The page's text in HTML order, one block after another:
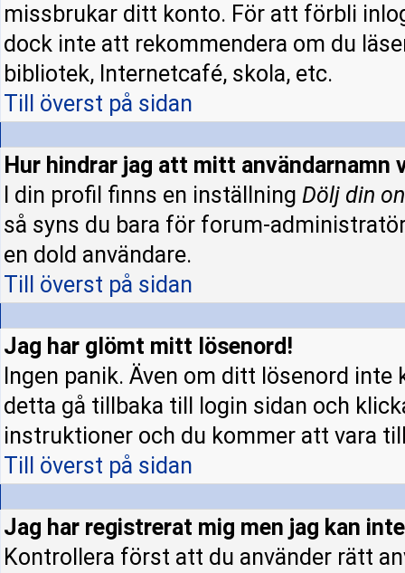
missbrukar ditt konto. För att förbli
dock inte att rekommendera om du
bibliotek, Internetcafé, skola, etc.
Till överst på sidan
Hur hindrar jag att mitt användarnamn
I din profil finns en inställning Dölj din
så syns du bara för forum-
en dold användare.
Till överst på sidan
Jag har glömt mitt lösenord!
Ingen panik. Även om ditt lösenord
detta gå tillbaka till login sidan och
instruktioner och du kommer att vara
Till överst på sidan
Jag har registrerat mig men jag kan
Kontrollera först att du använder rätt